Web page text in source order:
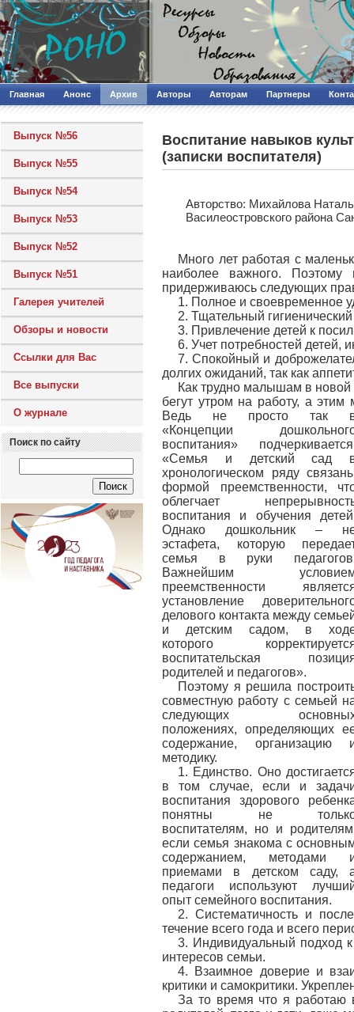
Главная Анонс Архив Авторы Авторам Партнеры
Выпуск №56
Выпуск №55
Выпуск №54
Выпуск №53
Выпуск №52
Выпуск №51
Галерея учителей
Обзоры и новости
Ссылки для Вас
Все выпуски
О журнале
Поиск по сайту
Воспитание навыков
(записки воспитателя)
Авторcтво: Михайлова
Василеостровского района
Много лет работая с
наиболее важного.
придерживаюсь следующих
1. Полное и своевременное
2. Тщательный
3. Привлечение детей к
6. Учет потребностей детей,
7. Спокойный и
долгих ожиданий, так как
Как трудно малышам в новой
бегут утром на работу, а этим
Ведь не просто так
«Концепции
воспитания»
«Семья и детский сад
хронологическом ряду
формой преемственности,
облегчает
воспитания и обучения
Однако дошкольник –
эстафета, которую
семья в руки
Важнейшим
преемственности
установление
делового контакта между
и детским садом, в
которого
воспитательская
родителей и педагогов».
Поэтому я решила
совместную работу с семьей
следующих
положениях, определяющих
содержание, организацию
методику.
1. Единство. Оно
в том случае, если и
воспитания здорового
понятны не
воспитателям, но и
если семья знакома с
содержанием, методами
приемами в детском саду,
педагоги используют
опыт семейного воспитания.
2. Систематичность и
течение всего года и всего
3. Индивидуальный подход
интересов семьи.
4. Взаимное доверие и
критики и самокритики.
За то время что я работаю